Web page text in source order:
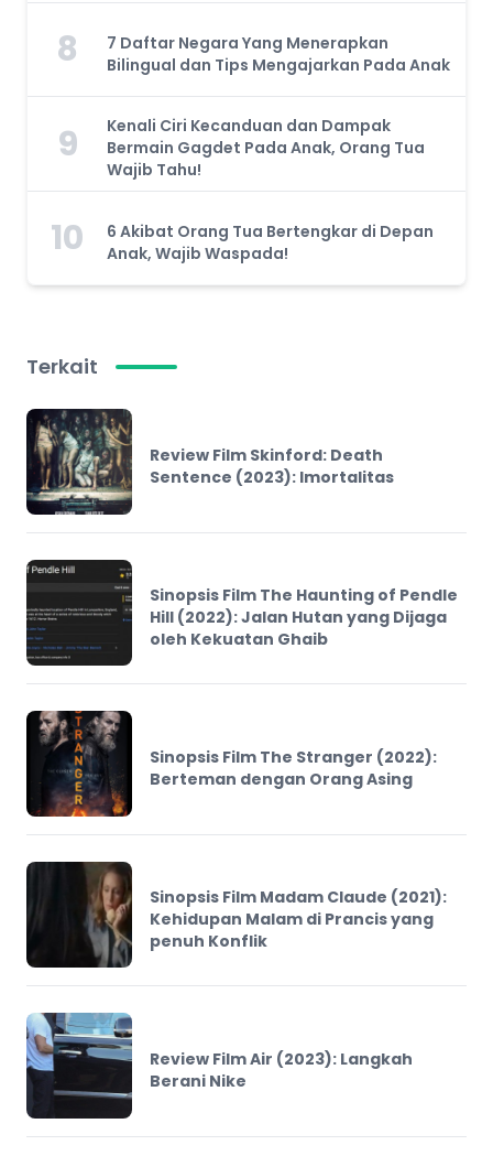
8
7 Daftar Negara Yang Menerapkan
Bilingual dan Tips Mengajarkan Pada Anak
9
Kenali Ciri Kecanduan dan Dampak
Bermain Gagdet Pada Anak, Orang Tua
Wajib Tahu!
10
6 Akibat Orang Tua Bertengkar di Depan
Anak, Wajib Waspada!
Terkait
Review Film Skinford: Death
Sentence (2023): Imortalitas
Sinopsis Film The Haunting of Pendle
Hill (2022): Jalan Hutan yang Dijaga
oleh Kekuatan Ghaib
Sinopsis Film The Stranger (2022):
Berteman dengan Orang Asing
Sinopsis Film Madam Claude (2021):
Kehidupan Malam di Prancis yang
penuh Konflik
Review Film Air (2023): Langkah
Berani Nike